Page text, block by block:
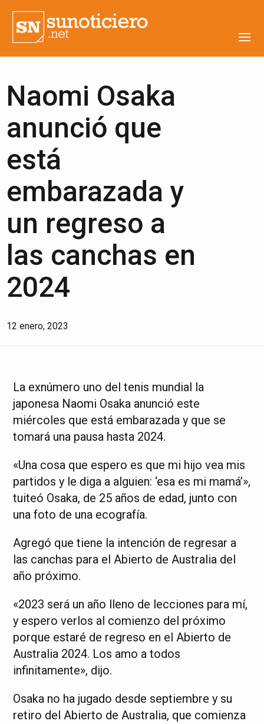
Naomi Osaka
anunció que
está
embarazada y
un regreso a
las canchas en
2024
12 enero, 2023
La exnúmero uno del tenis mundial la
japonesa Naomi Osaka anunció este
miércoles que está embarazada y que se
tomará una pausa hasta 2024.
«Una cosa que espero es que mi hijo vea mis
partidos y le diga a alguien: ‘esa es mi mamá’»,
tuiteó Osaka, de 25 años de edad, junto con
una foto de una ecografía.
Agregó que tiene la intención de regresar a
las canchas para el Abierto de Australia del
año próximo.
«2023 será un año lleno de lecciones para mí,
y espero verlos al comienzo del próximo
porque estaré de regreso en el Abierto de
Australia 2024. Los amo a todos
infinitamente», dijo.
Osaka no ha jugado desde septiembre y su
retiro del Abierto de Australia, que comienza